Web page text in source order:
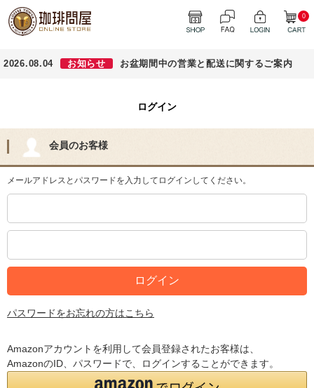
0
2026.08.04 お知らせ お盆期間中の営業と配送に関するご案内
ログイン
会員のお客様
メールアドレスとパスワードを入力してログインしてください。
パスワードをお忘れの方はこちら
Amazonアカウントを利用して会員登録されたお客様は、
AmazonのID、パスワードで、ログインすることができます。